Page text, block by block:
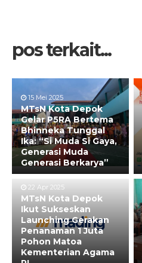
pos terkait...
15 Mei 2025
MTsN Kota Depok
Gelar P5RA Bertema
Bhinneka Tunggal
Ika: “Si Muda Si Gaya,
Generasi Muda
Generasi Berkarya”
22 Apr 2025
MTsN Kota Depok
Ikut Sukseskan
Launching Gerakan
Penanaman 1 Juta
Pohon Matoa
Kementerian Agama